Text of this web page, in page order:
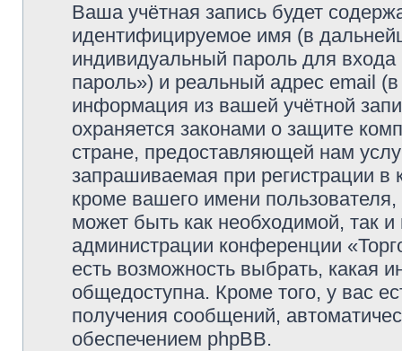
Ваша учётная запись будет
идентифицируемое имя (в
индивидуальный пароль для
пароль») и реальный адрес email
информация из вашей учётной
охраняется законами о защите
стране, предоставляющей нам
запрашиваемая при регистрации
кроме вашего имени
может быть как необходимой, так
администрации конференции
есть возможность выбрать, какая
общедоступна. Кроме того, у вас
получения сообщений,
обеспечением phpBB.